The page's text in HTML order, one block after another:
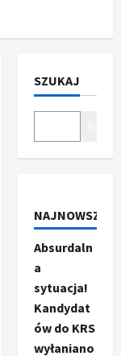
SZUKAJ
NAJNOWSZE
Absurdaln
a
sytuacja!
Kandydat
ów do KRS
wyłaniano